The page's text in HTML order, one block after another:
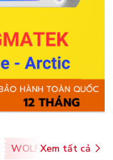
WOLF50KXem tất cả